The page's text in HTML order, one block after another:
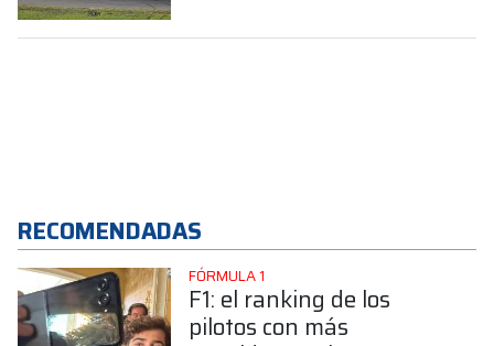
RECOMENDADAS
FÓRMULA 1
F1: el ranking de los
pilotos con más